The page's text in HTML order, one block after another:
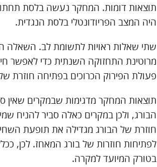
תוצאות דומות. המחקר נעשה בלסת
היה המצב הפריודונטלי בלסת הנגדית.
שתי שאלות ראויות לתשומת לב. השאלה
מרוטינת התחזוקה השנתית כדי לאפשר
פעולת הפירוק הכרוכים בפתיחה חוזרת
תוצאות המחקר מדגימות שבמקרים שאין
הבורג, ולכן במקרים כאלה סביר להניח
לפתיחות חוזרות של בורג המאחז. לכן,
בטורק המיועד למקרה.